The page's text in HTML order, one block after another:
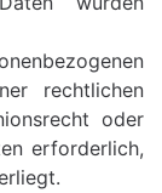
rechtlichen
oder
erforderlich,